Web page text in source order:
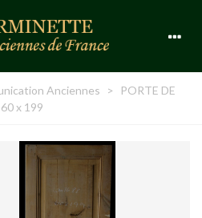
Anciennes >
PORTE DE
x 199